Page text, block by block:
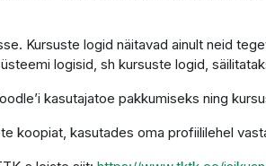
Kursuste logid näitavad ainult neid
logisid, sh kursuste logid,
kasutajatoe pakkumiseks ning
koopiat, kasutades oma profiililehel